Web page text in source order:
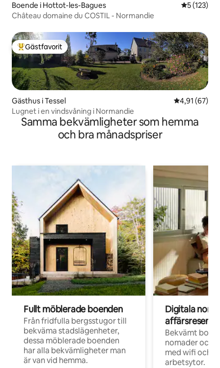
Boende i Hottot-les-Bagues 5 av 5 i
5 (123)
Château domaine du COSTIL - Normandie
Populär gästfavorit
Gästfavorit
Gästhus i Tessel 4,91 av 5 i
4,91 (67)
Lugnet i en vindsvåning i Normandie
Samma bekvämligheter som hemma
och bra månadspriser
Fullt möblerade boenden
Från fridfulla bergsstugor till
bekväma stadslägenheter,
dessa möblerade boenden
har alla bekvämligheter man
är van vid hemma.
Digitala
Bekvämt
nomader och
med wifi och
arbetsytor.